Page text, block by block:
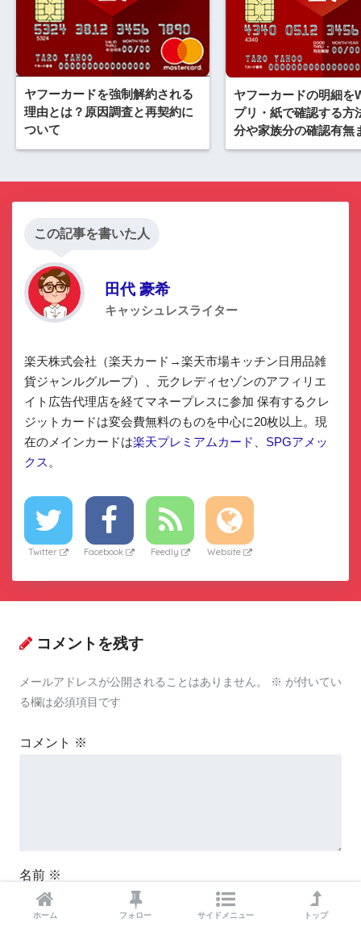
ヤフーカードを強制解約される
理由とは？原因調査と再契約に
ついて
ヤフーカードの明細を
プリ・紙で確認する方
分や家族分の確認有無
この記事を書いた人
田代 豪希
キャッシュレスライター
楽天株式会社（楽天カード→楽天市場キッチン日用品雑
貨ジャンルグループ）、元クレディセゾンのアフィリエ
イト広告代理店を経てマネープレスに参加 保有するクレ
ジットカードは変会費無料のものを中心に20枚以上。現
在のメインカードは楽天プレミアムカード
SPGアメッ
クス 。
Twitter Facebook Feedly Website
コメントを残す
メールアドレスが公開されることはありません。 ※ が付いてい
る欄は必須項目です
コメント ※
名前 ※
ホーム フォロー サイドメニュー トップ